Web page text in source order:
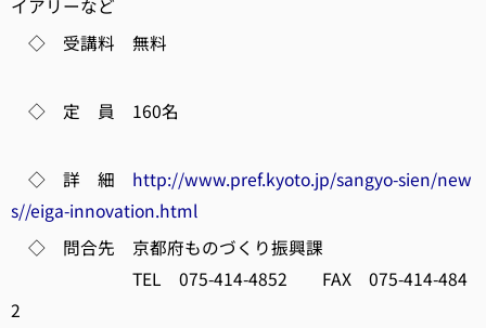
イアリーなど
◇ 受講料 無料
◇ 定 員 160名
◇ 詳 細 http://www.pref.kyoto.jp/sangyo-sien/new
s//eiga-innovation.html
◇ 問合先 京都府ものづくり振興課
TEL 075-414-4852 FAX 075-414-484
2